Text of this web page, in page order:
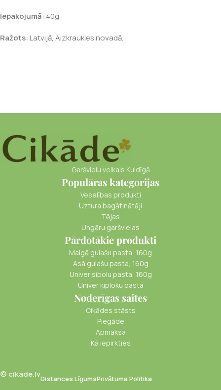
Iepakojumā: 40g
Ražots:Latvijā, Aizkraukles novadā.
Garšvielu veikals Kuldīgā
Populāras kategorijas
Veselības produkti
Uztura bagātinātāji
Tējas
Ungāru garšvielas
Pārdotākie produkti
Maigā gulašu pasta, 160g
Asā gulašu pasta, 160g
Univer sīpolu pasta, 160g
Univer ķiploku pasta
Noderīgas saites
Cikādes stāsts
Piegāde
Apmaksa
Kā iepirkties
© cikade.lvDistances LīgumsPrivātuma Politika